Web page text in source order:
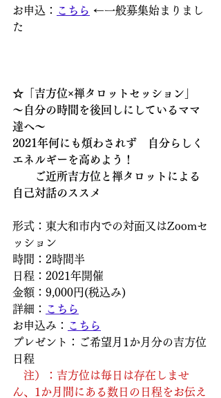
お申込： こちら ←一般募集始まりまし
た
☆「吉方位×禅タロットセッション」
～自分の時間を後回しにしているママ
達へ～
2021年何にも煩わされず　自分らしく
エネルギーを高めよう！
ご近所吉方位と禅タロットによる
自己対話のススメ
形式：東大和市内での対面又はZoomセ
ッション
時間：2時間半
日程：2021年開催
金額：9,000円(税込み)
詳細：
こちら
お申込み：
こちら
プレゼント：ご希望月1か月分の吉方位
日程
注）：吉方位は毎日は存在しませ
ん、1か月間にある数日の日程をお伝え